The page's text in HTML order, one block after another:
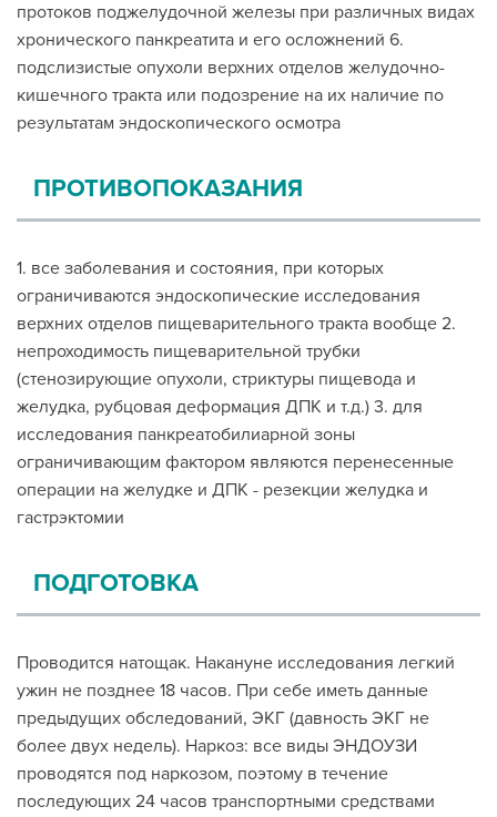
протоков поджелудочной железы при различных видах
хронического панкреатита и его осложнений 6.
подслизистые опухоли верхних отделов желудочно-
кишечного тракта или подозрение на их наличие по
результатам эндоскопического осмотра
ПРОТИВОПОКАЗАНИЯ
1. все заболевания и состояния, при которых
ограничиваются эндоскопические исследования
верхних отделов пищеварительного тракта вообще 2.
непроходимость пищеварительной трубки
(стенозирующие опухоли, стриктуры пищевода и
желудка, рубцовая деформация ДПК и т.д.) 3. для
исследования панкреатобилиарной зоны
ограничивающим фактором являются перенесенные
операции на желудке и ДПК - резекции желудка и
гастрэктомии
ПОДГОТОВКА
Проводится натощак. Накануне исследования легкий
ужин не позднее 18 часов. При себе иметь данные
предыдущих обследований, ЭКГ (давность ЭКГ не
более двух недель). Наркоз: все виды ЭНДОУЗИ
проводятся под наркозом, поэтому в течение
последующих 24 часов транспортными средствами